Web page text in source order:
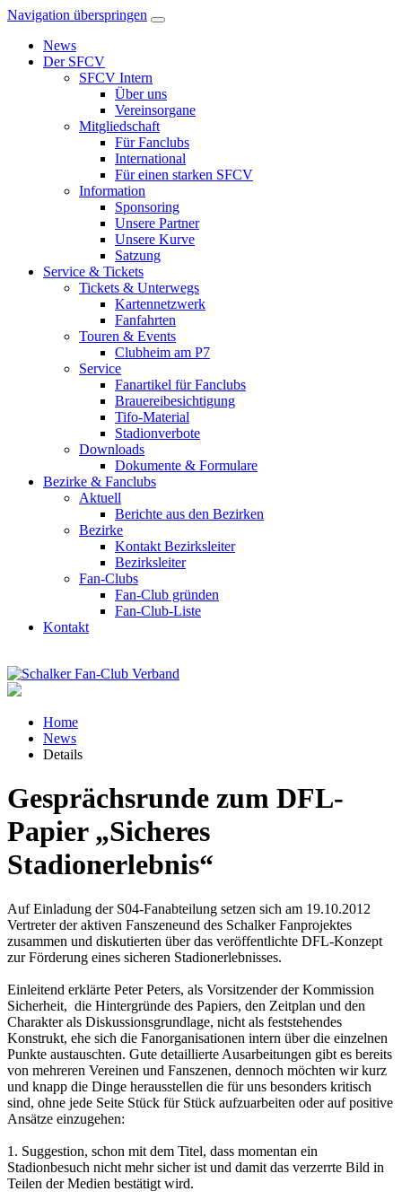
Navigation überspringen
News
Der SFCV
SFCV Intern
Über uns
Vereinsorgane
Mitgliedschaft
Für Fanclubs
International
Für einen starken SFCV
Information
Sponsoring
Unsere Partner
Unsere Kurve
Satzung
Service & Tickets
Tickets & Unterwegs
Kartennetzwerk
Fanfahrten
Touren & Events
Clubheim am P7
Service
Fanartikel für Fanclubs
Brauereibesichtigung
Tifo-Material
Stadionverbote
Downloads
Dokumente & Formulare
Bezirke & Fanclubs
Aktuell
Berichte aus den Bezirken
Bezirke
Kontakt Bezirksleiter
Bezirksleiter
Fan-Clubs
Fan-Club gründen
Fan-Club-Liste
Kontakt
Home
News
Details
Gesprächsrunde zum DFL-
Papier „Sicheres
Stadionerlebnis“
Auf Einladung der S04-Fanabteilung setzen sich am 19.10.2012
Vertreter der aktiven Fanszeneund des Schalker Fanprojektes
zusammen und diskutierten über das veröffentlichte DFL-Konzept
zur Förderung eines sicheren Stadionerlebnisses.
Einleitend erklärte Peter Peters, als Vorsitzender der Kommission
Sicherheit, die Hintergründe des Papiers, den Zeitplan und den
Charakter als Diskussionsgrundlage, nicht als feststehendes
Konstrukt, ehe sich die Fanorganisationen intern über die einzelnen
Punkte austauschten. Gute detaillierte Ausarbeitungen gibt es bereits
von mehreren Vereinen und Fanszenen, dennoch möchten wir kurz
und knapp die Dinge herausstellen die für uns besonders kritisch
sind, ohne jede Seite Stück für Stück aufzuarbeiten oder auf positive
Ansätze einzugehen:
1. Suggestion, schon mit dem Titel, dass momentan ein
Stadionbesuch nicht mehr sicher ist und damit das verzerrte Bild in
Teilen der Medien bestätigt wird.